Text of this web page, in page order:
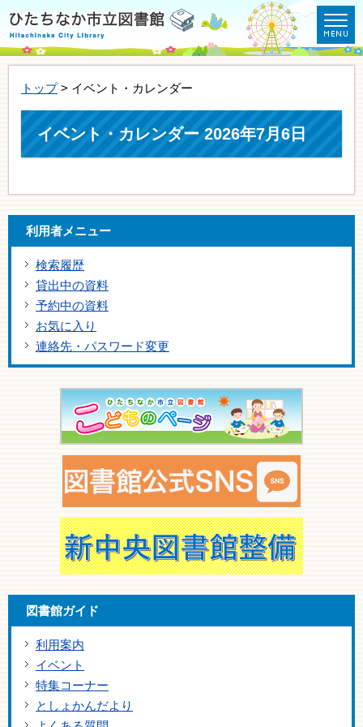
トップ> イベント・カレンダー
イベント・カレンダー 2026年7月6日
利用者メニュー
検索履歴
貸出中の資料
予約中の資料
お気に入り
連絡先・パスワード変更
図書館ガイド
利用案内
イベント
特集コーナー
としょかんだより